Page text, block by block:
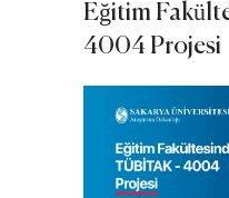
Eğitim
4004 Projesi